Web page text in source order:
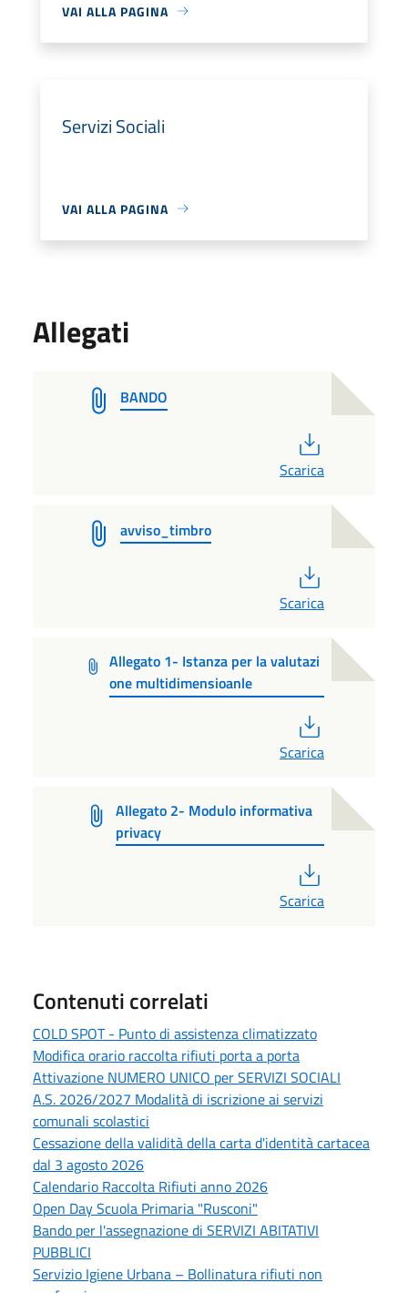
VAI ALLA PAGINA
Servizi Sociali
VAI ALLA PAGINA
Allegati
BANDO
Scarica
avviso_timbro
Scarica
Allegato 1- Istanza per la valutazi
one multidimensioanle
Scarica
Allegato 2- Modulo informativa
privacy
Scarica
Contenuti correlati
COLD SPOT - Punto di assistenza climatizzato
Modifica orario raccolta rifiuti porta a porta
Attivazione NUMERO UNICO per SERVIZI SOCIALI
A.S. 2026/2027 Modalità di iscrizione ai servizi
comunali scolastici
Cessazione della validità della carta d'identità cartacea
dal 3 agosto 2026
Calendario Raccolta Rifiuti anno 2026
Open Day Scuola Primaria "Rusconi"
Bando per l'assegnazione di SERVIZI ABITATIVI
PUBBLICI
Servizio Igiene Urbana – Bollinatura rifiuti non